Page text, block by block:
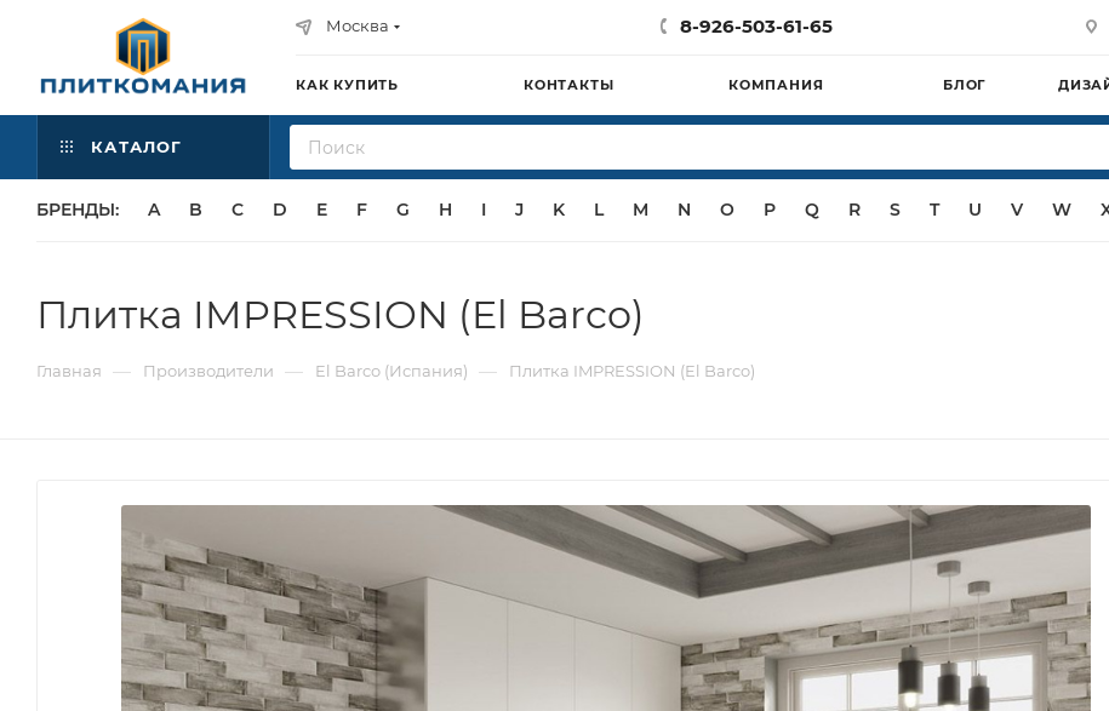
Москва 8-926-503-61-65
КАК КУПИТЬ КОНТАКТЫ КОМПАНИЯ БЛОГ
КАТАЛОГ
БРЕНДЫ: A B C D E F G H I J K L M N O P Q R S T U V W
Плитка IMPRESSION (El Barco)
Главная — Производители — El Barco (Испания) — Плитка IMPRESSION (El Barco)